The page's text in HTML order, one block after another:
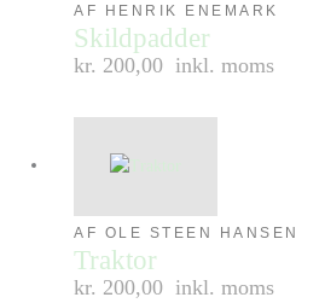
AF HENRIK ENEMARK
Skildpadder
kr. 200,00 inkl. moms
AF OLE STEEN HANSEN
Traktor
kr. 200,00 inkl. moms